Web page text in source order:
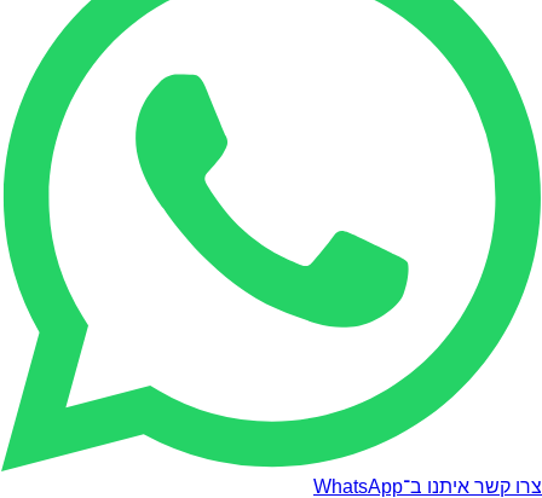
צרו קשר איתנו ב־WhatsApp